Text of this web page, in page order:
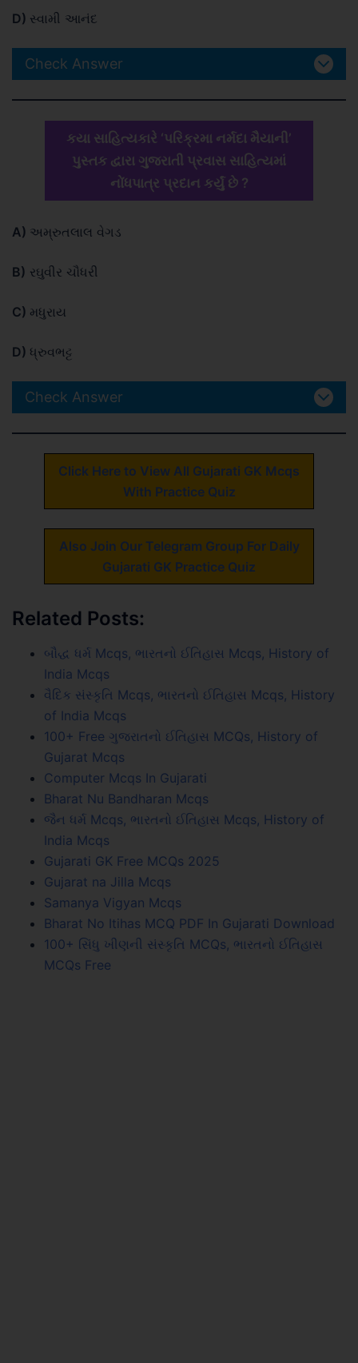
D) સ્વામી આનંદ
Check Answer
કયા સાહિત્યકારે ‘પરિક્રમા નર્મદા મૈયાની’
પુસ્તક દ્વારા ગુજરાતી પ્રવાસ સાહિત્યમાં
નોંધપાત્ર પ્રદાન કર્યું છે ?
A) અમ્રુતલાલ વેગડ
B) રઘુવીર ચૌધરી
C) મધુરાય
D) ધ્રુવભટ્ટ
Check Answer
Click Here to View All Gujarati GK Mcqs
With Practice Quiz
Also Join Our Telegram Group For Daily
Gujarati GK Practice Quiz
Related Posts:
બૌદ્ધ ધર્મ Mcqs, ભારતનો ઈતિહાસ Mcqs, History of
India Mcqs
વૈદિક સંસ્કૃતિ Mcqs, ભારતનો ઈતિહાસ Mcqs, History
of India Mcqs
100+ Free ગુજરાતનો ઈતિહાસ MCQs, History of
Gujarat Mcqs
Computer Mcqs In Gujarati
Bharat Nu Bandharan Mcqs
જૈન ધર્મ Mcqs, ભારતનો ઈતિહાસ Mcqs, History of
India Mcqs
Gujarati GK Free MCQs 2025
Gujarat na Jilla Mcqs
Samanya Vigyan Mcqs
Bharat No Itihas MCQ PDF In Gujarati Download
100+ સિંધુ ખીણની સંસ્કૃતિ MCQs, ભારતનો ઈતિહાસ
MCQs Free